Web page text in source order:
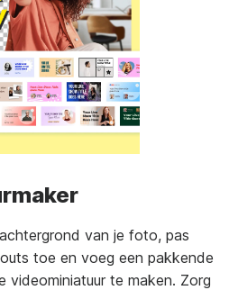
van je foto, pas
toe en voeg een pakkende
te maken. Zorg